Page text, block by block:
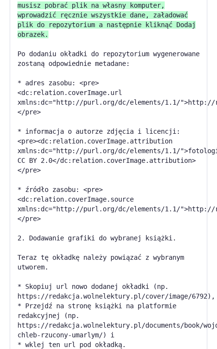
musisz pobrać plik na własny komputer,
wprowadzić ręcznie wszystkie dane, załadować
plik do repozytorium a następnie kliknąć Dodaj
obrazek.
Po dodaniu okładki do repozytorium wygenerowane
zostaną odpowiednie metadane:
* adres zasobu: <pre>
<dc:relation.coverImage.url
xmlns:dc="http://purl.org/dc/elements/1.1/">http://
</pre>
* informacja o autorze zdjęcia i licencji:
<pre><dc:relation.coverImage.attribution
xmlns:dc="http://purl.org/dc/elements/1.1/
CC BY 2.0</dc:relation.coverImage.attribution>
</pre>
* źródło zasobu: <pre>
<dc:relation.coverImage.source
xmlns:dc="http://purl.org/dc/elements/1.1/">http://
</pre>
2. Dodawanie grafiki do wybranej książki.
Teraz tę okładkę należy powiązać z wybranym
utworem.
* Skopiuj url nowo dodanej okładki (np.
https://redakcja.wolnelektury.pl/cover/image/6792),
* Przejdź na stronę książki na platformie
redakcyjnej (np.
https://redakcja.wolnelektury.pl/documents/book/
chleb-rzucony-umarlym/) i
* wklej ten url pod okładką.